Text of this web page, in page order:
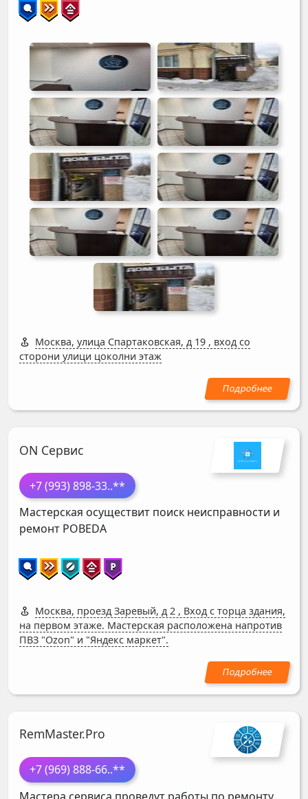
Москва, улица Спартаковская, д 19 , вход со
сторони улици цоколни этаж
ON Сервис
+7 (993) 898-33..**
Мастерская осуществит поиск неисправности и
ремонт POBEDA
Москва, проезд Заревый, д 2 , Вход с торца здания,
на первом этаже. Мастерская расположена напротив
ПВЗ "Ozon" и "Яндекс маркет".
RemMaster.Pro
+7 (969) 888-66..**